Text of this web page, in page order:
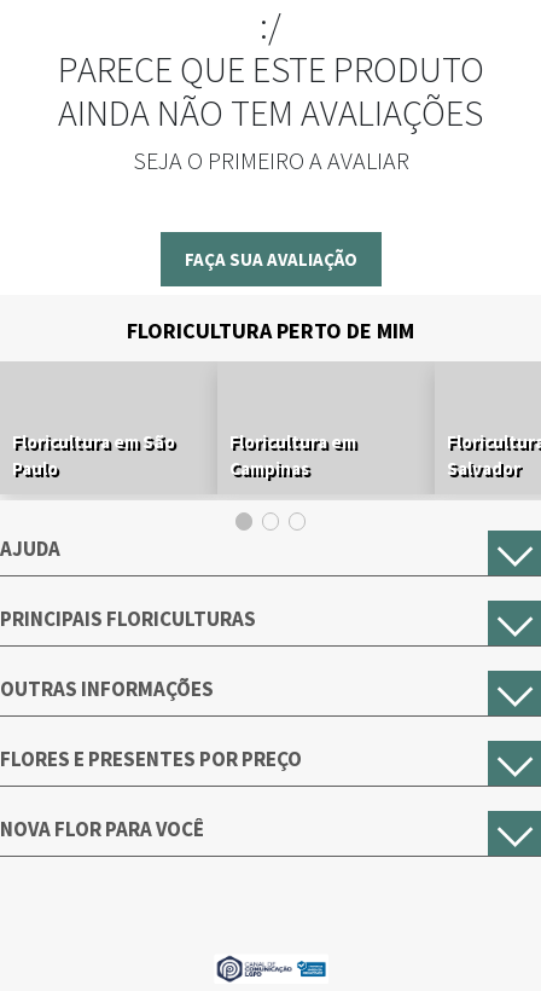
:/
PARECE QUE ESTE PRODUTO
AINDA NÃO TEM AVALIAÇÕES
SEJA O PRIMEIRO A AVALIAR
FAÇA SUA AVALIAÇÃO
FLORICULTURA PERTO DE MIM
Floricultura em São
Paulo
Floricultura em
Campinas
Salvador
AJUDA
PRINCIPAIS FLORICULTURAS
OUTRAS INFORMAÇÕES
FLORES E PRESENTES POR PREÇO
NOVA FLOR PARA VOCÊ